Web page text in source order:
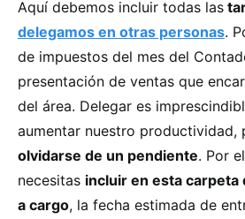
Aquí debemos incluir todas las
delegamos en otras personas.
de impuestos del mes del
presentación de ventas que
del área. Delegar es
aumentar nuestro productividad,
olvidarse de un pendiente. Por
necesitas incluir en esta carpeta
a cargo, la fecha estimada de